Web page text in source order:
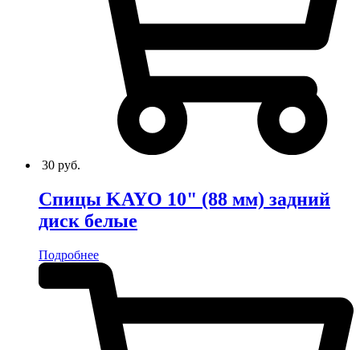
30 руб.
Спицы KAYO 10" (88 мм) задний
диск белые
Подробнее